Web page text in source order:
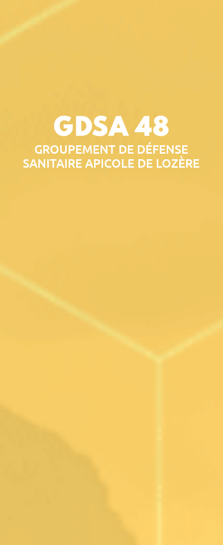
GDSA 48
GROUPEMENT DE DÉFENSE
SANITAIRE APICOLE DE LOZÈRE